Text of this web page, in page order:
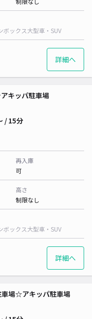
ボックス大型車・SUV
詳細へ
キッパ駐車場
/ 15分
再入庫
可
高さ
制限なし
ボックス大型車・SUV
詳細へ
場☆アキッパ駐車場